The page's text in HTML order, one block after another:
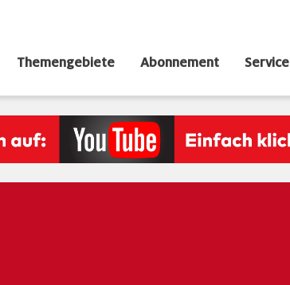
Themengebiete Abonnement Service